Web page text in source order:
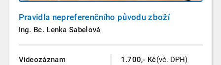
Pravidla nepreferenčního původu zboží
Ing. Bc. Lenka Sabelová
Videozáznam
1.700,- Kč(vč. DPH)